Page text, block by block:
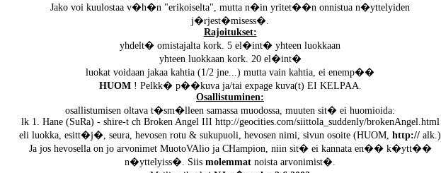
Jako voi kuulostaa v�h�n "erikoiselta", mutta n�in yritet��n onnistua n�yttelyiden
j�rjest�misess�.
Rajoitukset:
yhdelt� omistajalta kork. 5 el�int� yhteen luokkaan
yhteen luokkaan kork. 20 el�int�
luokat voidaan jakaa kahtia (1/2 jne...) mutta vain kahtia, ei enemp��
HUOM ! Pelkk� p��kuva ja/tai expage kuva(t) EI KELPAA.
Osallistuminen:
osallistumisen oltava t�sm�lleen samassa muodossa, muuten sit� ei huomioida:
lk 1. Hane (SuRa) - shire-t ch Broken Angel III http://geocities.com/siittola_suddenly/brokenAngel.html
eli luokka, esitt�j�, seura, hevosen rotu & sukupuoli, hevosen nimi, sivun osoite (HUOM, http:// alk.)
Ja jos hevosella on jo arvonimet MuotoVAlio ja CHampion, niin sit� ei kannata en�� k�ytt��
n�yttelyiss�. Siis molemmat noista arvonimist�.